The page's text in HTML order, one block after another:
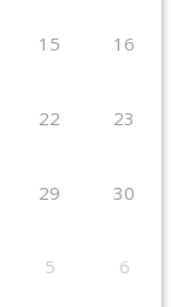
15 16
22 23
29 30
5 6